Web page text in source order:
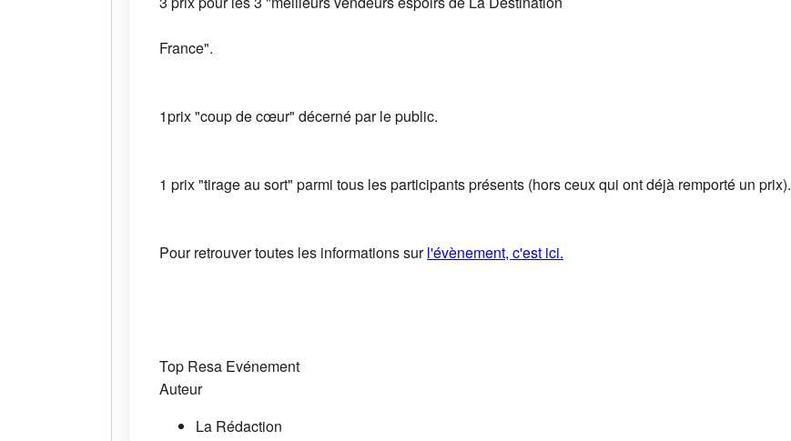
France".
1prix "coup de cœur" décerné par le public.
1 prix "tirage au sort" parmi tous les participants présents (hors ceux qui ont déjà remporté un prix).
Pour retrouver toutes les informations surl'évènement, c'est ici.
Top Resa Evénement
Auteur
La Rédaction